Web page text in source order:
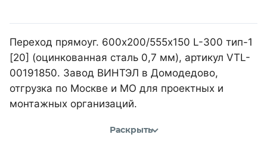
Переход прямоуг. 600х200/555х150 L-300 тип-1
[20] (оцинкованная сталь 0,7 мм), артикул VTL-
00191850. Завод ВИНТЭЛ в Домодедово,
отгрузка по Москве и МО для проектных и
монтажных организаций.
Раскрыть